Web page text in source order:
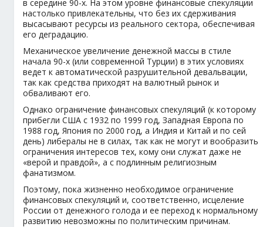
в середине 90-х. На этом уровне финансовые спекуляции
настолько привлекательны, что без их сдерживания
высасывают ресурсы из реального сектора, обеспечивая
его деградацию.
Механическое увеличение денежной массы в стиле
начала 90-х (или современной Турции) в этих условиях
ведет к автоматической разрушительной девальвации,
так как средства приходят на валютный рынок и
обваливают его.
Однако ограничение финансовых спекуляций (к которому
прибегли США с 1932 по 1999 год, Западная Европа по
1988 год, Япония по 2000 год, а Индия и Китай и по сей
день) либералы не в силах, так как не могут и вообразить
ограничения интересов тех, кому они служат даже не
«верой и правдой», а с подлинным религиозным
фанатизмом.
Поэтому, пока жизненно необходимое ограничение
финансовых спекуляций и, соответственно, исцеление
России от денежного голода и ее переход к нормальному
развитию невозможны по политическим причинам.